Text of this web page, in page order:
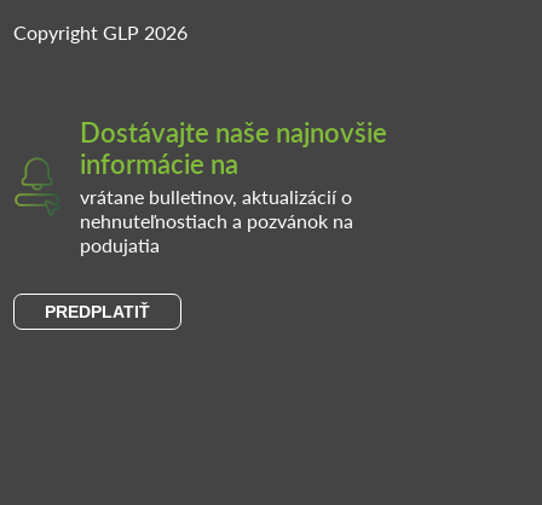
Copyright GLP 2026
Dostávajte naše najnovšie
informácie na
vrátane bulletinov, aktualizácií o
nehnuteľnostiach a pozvánok na
podujatia
PREDPLATIŤ